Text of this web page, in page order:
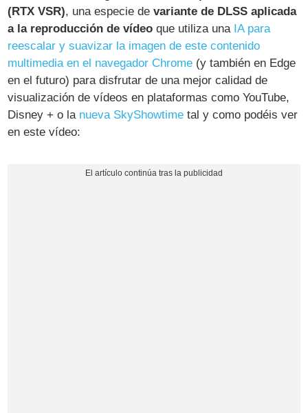
(RTX VSR), una especie devariante de DLSS aplicada
a la reproducción de vídeo que utiliza una IA para
reescalar y suavizar la imagen de este contenido
multimedia en el navegador Chrome (y también en Edge
en el futuro) para disfrutar de una mejor calidad de
visualización de vídeos en plataformas como YouTube,
Disney + o la nueva SkyShowtime tal y como podéis ver
en este vídeo: